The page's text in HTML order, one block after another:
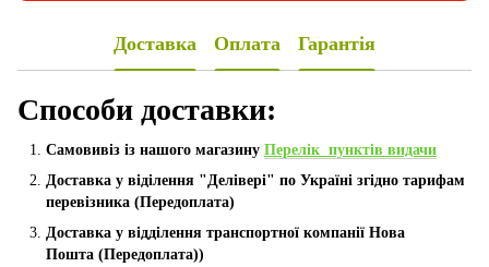
Доставка Оплата Гарантія
Способи доставки:
Самовивіз із нашого магазину Перелік пунктів видачи
Доставка у віділення "Делівері" по Україні згідно тарифам
перевізника (Передоплата)
Доставка у відділення транспортної компанії Нова
Пошта (Передоплата))